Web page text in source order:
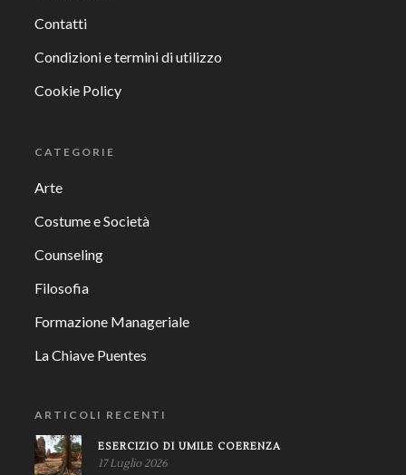
Contatti
Condizioni e termini di utilizzo
Cookie Policy
CATEGORIE
Arte
Costume e Società
Counseling
Filosofia
Formazione Manageriale
La Chiave Puentes
ARTICOLI RECENTI
ESERCIZIO DI UMILE COERENZA
17 Luglio 2026